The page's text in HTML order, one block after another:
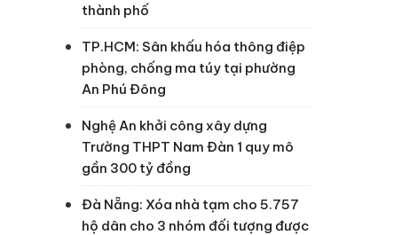
thành phố
TP.HCM: Sân khấu hóa thông điệp
phòng, chống ma túy tại phường
An Phú Đông
Nghệ An khởi công xây dựng
Trường THPT Nam Đàn 1 quy mô
gần 300 tỷ đồng
Đà Nẵng: Xóa nhà tạm cho 5.757
hộ dân cho 3 nhóm đối tượng được